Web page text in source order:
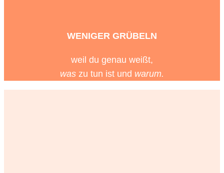
WENIGER GRÜBELN
weil du genau weißt,
was zu tun ist und warum.